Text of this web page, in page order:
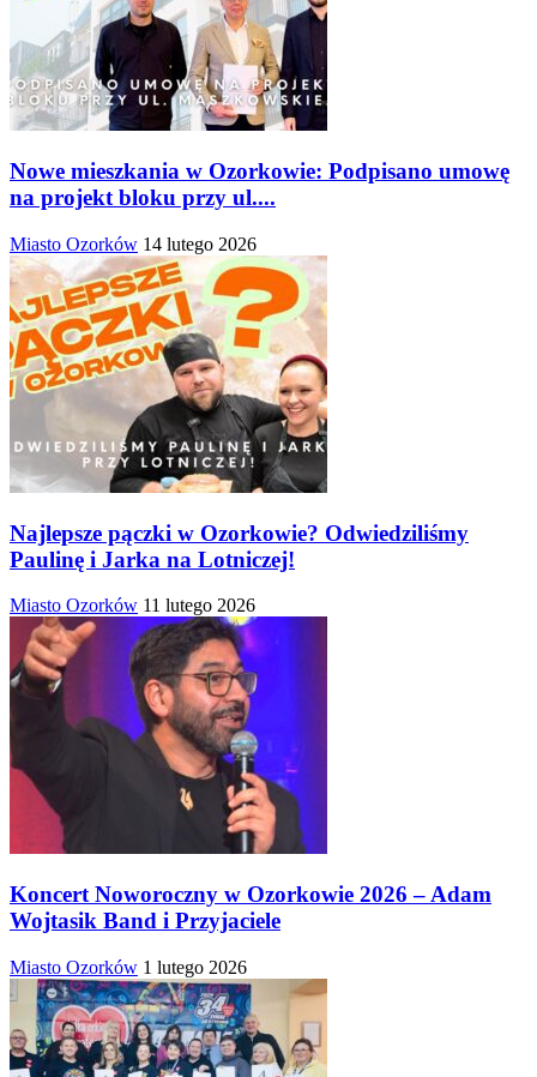
Nowe mieszkania w Ozorkowie: Podpisano umowę
na projekt bloku przy ul....
Miasto Ozorków 14 lutego 2026
Najlepsze pączki w Ozorkowie? Odwiedziliśmy
Paulinę i Jarka na Lotniczej!
Miasto Ozorków 11 lutego 2026
Koncert Noworoczny w Ozorkowie 2026 – Adam
Wojtasik Band i Przyjaciele
Miasto Ozorków 1 lutego 2026